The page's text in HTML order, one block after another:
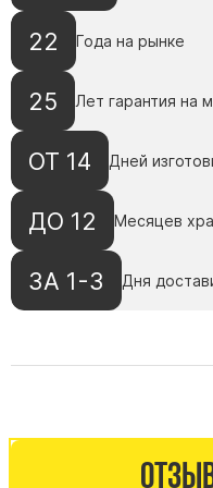
22 Года на рынке
25 Лет гарантия на
ОТ 14 Дней
ДО 12 Месяцев
ЗА 1-3 Дня